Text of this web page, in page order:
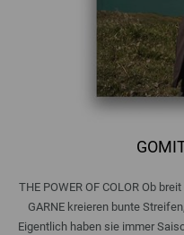
THE POWER OF COLOR Ob
GARNE kreieren bunte
Eigentlich haben sie immer